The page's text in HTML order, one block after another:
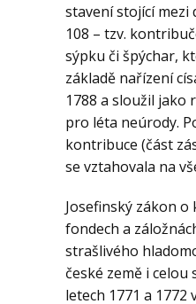
Geologie
Kontakt
stavení stojící mezi
108 – tzv.
sýpku či špýchar,
základě nařízení
1788 a sloužil jako
pro léta neúrody.
kontribuce (část
se vztahovala na
Josefinský zákon
fondech a
strašlivého
české země i
letech 1771 a 1772